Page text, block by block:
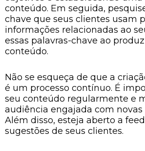
conteúdo. Em seguida,
chave que seus clientes usam
informações relacionadas ao
essas palavras-chave ao
conteúdo.
Não se esqueça de que a
é um processo contínuo. É
seu conteúdo regularmente e
audiência engajada com novas
Além disso, esteja aberto a
sugestões de seus clientes.